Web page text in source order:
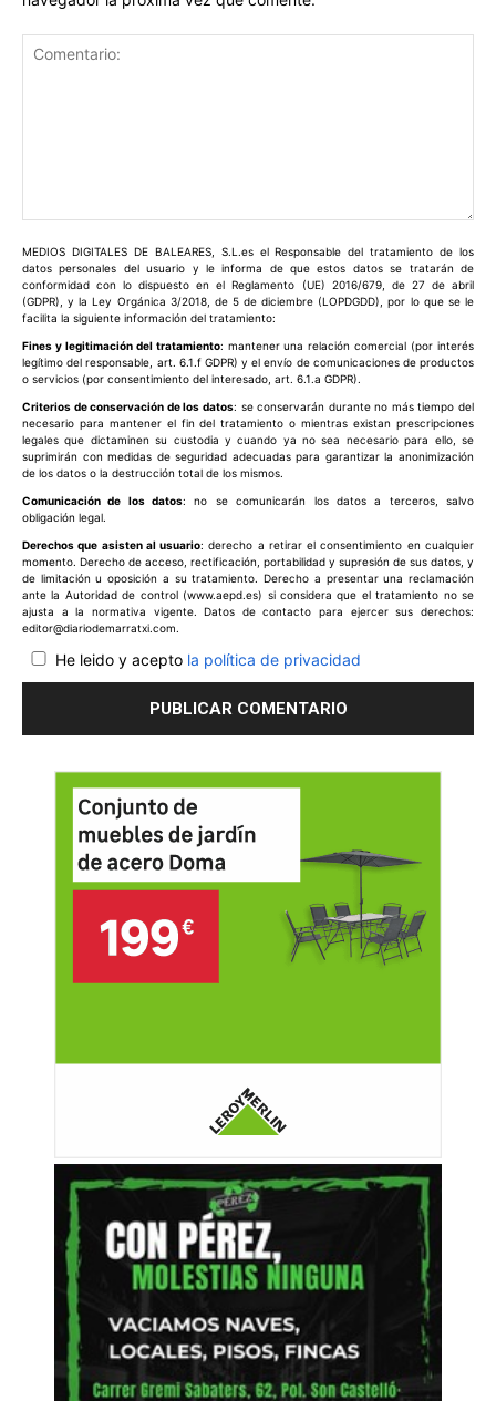
MEDIOS DIGITALES DE BALEARES, S.L.es el Responsable del tratamiento de los
datos personales del usuario y le informa de que estos datos se tratarán de
conformidad con lo dispuesto en el Reglamento (UE) 2016/679, de 27 de abril
(GDPR), y la Ley Orgánica 3/2018, de 5 de diciembre (LOPDGDD), por lo que se le
facilita la siguiente información del tratamiento:
Fines y legitimación del tratamiento: mantener una relación comercial (por interés
legítimo del responsable, art. 6.1.f GDPR) y el envío de comunicaciones de productos
o servicios (por consentimiento del interesado, art. 6.1.a GDPR).
Criterios de conservación de los datos: se conservarán durante no más tiempo del
necesario para mantener el fin del tratamiento o mientras existan prescripciones
legales que dictaminen su custodia y cuando ya no sea necesario para ello, se
suprimirán con medidas de seguridad adecuadas para garantizar la anonimización
de los datos o la destrucción total de los mismos.
Comunicación de los datos: no se comunicarán los datos a terceros, salvo
obligación legal.
Derechos que asisten al usuario: derecho a retirar el consentimiento en cualquier
momento. Derecho de acceso, rectificación, portabilidad y supresión de sus datos, y
de limitación u oposición a su tratamiento. Derecho a presentar una reclamación
ante la Autoridad de control (www.aepd.es) si considera que el tratamiento no se
ajusta a la normativa vigente. Datos de contacto para ejercer sus derechos:
editor@diariodemarratxi.com.
He leido y acepto la política de privacidad